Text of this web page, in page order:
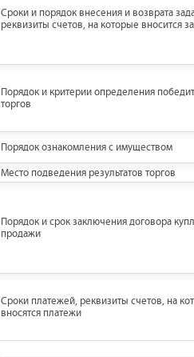
Сроки и порядок внесения и возврата
реквизиты счетов, на которые вносится
Порядок и критерии определения
торгов
Порядок ознакомления с имуществом
Место подведения результатов торгов
Порядок и срок заключения договора
продажи
Сроки платежей, реквизиты счетов, на
вносятся платежи